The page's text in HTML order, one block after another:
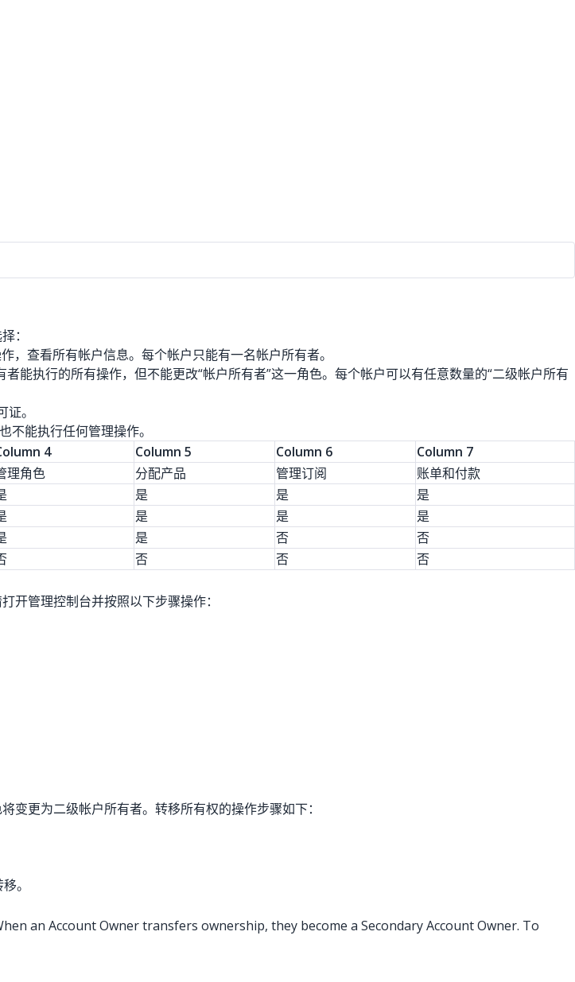
：
查看所有帐户信息。每个帐户只能有一名帐户所有者。
能执行的所有操作，但不能更改“帐户所有者”这一角色。每个帐户可以有任意数量的“二级帐户所有
。
能执行任何管理操作。
4 Column 5 Column 6
Column 7
理角色 分配产品 管理订阅
账单和付款
是 是
是
是 是
是
是 否
否
否 否 否
开管理控制台并按照以下步骤操作：
更为二级帐户所有者。转移所有权的操作步骤如下：
。
an Account Owner transfers ownership, they become a Secondary Account Owner. To